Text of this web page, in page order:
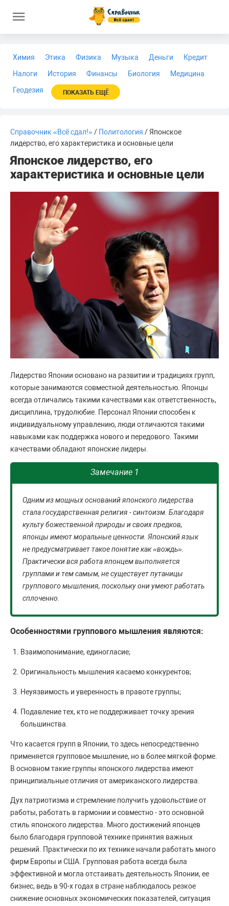
Химия Этика Физика Музыка Деньги
Кредит
Налоги
История Финансы Биология
Медицина
Геодезия
ПОКАЗАТЬ ЕЩЁ
Справочник «Всё сдал!»/ Политология / Японское
лидерство, его характеристика и основные цели
Японское лидерство, его
характеристика и основные цели
Лидерство Японии основано на развитии и традициях групп,
которые занимаются совместной деятельностью. Японцы
всегда отличались такими качествами как ответственность,
дисциплина, трудолюбие. Персонал Японии способен к
индивидуальному управлению, люди отличаются такими
навыками как поддержка нового и передового. Такими
качествами обладают японские лидеры.
Замечание 1
Одним из мощных оснований японского лидерства
стала государственная религия - синтоизм. Благодаря
культу божественной природы и своих предков,
японцы имеют моральные ценности. Японский язык
не предусматривает такое понятие как «вождь».
Практически вся работа японцем выполняется
группами и тем самым, не существует путаницы
группового мышления, поскольку они умеют работать
сплоченно.
Особенностями группового мышления являются:
Взаимопонимание, единогласие;
Оригинальность мышления касаемо конкурентов;
Неуязвимость и уверенность в правоте группы;
Подавление тех, кто не поддерживает точку зрения
большинства.
Что касается групп в Японии, то здесь непосредственно
применяется групповое мышление, но в более мягкой форме.
В основном такие группы японского лидерства имеют
принципиальные отличия от американского лидерства.
Дух патриотизма и стремление получить удовольствие от
работы, работать в гармонии и совместно - это основной
стиль японского лидерства. Много достижений японцев
было благодаря групповой технике принятия важных
решений. Практически по их технике начали работать много
фирм Европы и США. Групповая работа всегда была
эффективной и могла отстаивать деятельность Японии, ее
бизнес, ведь в 90-х годах в стране наблюдалось резкое
снижение основных экономических показателей, ситуация